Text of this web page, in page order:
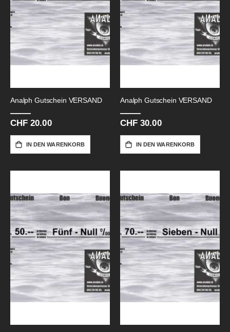
Analph Gutschein VERSAND
CHF 20.00
IN DEN WARENKORB
Analph Gutschein VERSAND
CHF 30.00
IN DEN WARENKORB